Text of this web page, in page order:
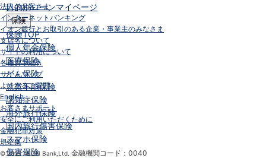
目的別ローンマイページ
保険
保険TOP
個人年金保険
医療保険
がん保険
就業不能保険
認知症保険
海外旅行保険
国内旅行傷害保険
スマホ保険
傷害保険
法人のお客さま
インターネットバンキング
イオン銀行とお取引のある企業・事業主のみなさま
支店名について
サイトの利用について
各種お手続き
サイトマップ
よくあるご質問
English
お客さまサポート
安全にご利用いただくために
金融犯罪対策
規定集
© 2007 AEON Bank,Ltd. 金融機関コード：0040